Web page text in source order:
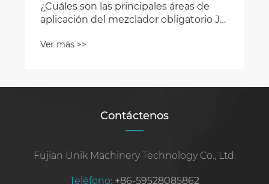
¿Cuáles son las principales áreas de
aplicación del mezclador obligatorio JS
Ver más >>
Contáctenos
Fujian Unik Machinery Technology Co., Ltd.
Teléfono: +86-59528085862